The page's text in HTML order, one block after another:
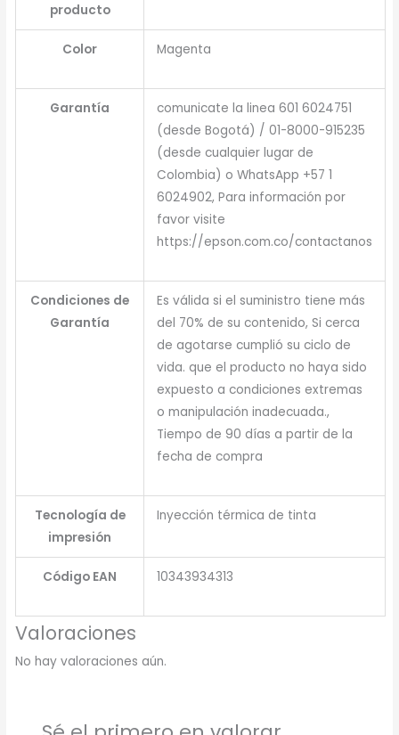
producto
Color Magenta
Garantía
comunicate la linea 601 6024751
(desde Bogotá) / 01-8000-915235
(desde cualquier lugar de
Colombia) o WhatsApp +57 1
6024902, Para información por
favor visite
https://epson.com.co/contactanos
Condiciones de
Garantía
Es válida si el suministro tiene más
del 70% de su contenido, Si cerca
de agotarse cumplió su ciclo de
vida. que el producto no haya sido
expuesto a condiciones extremas
o manipulación inadecuada.,
Tiempo de 90 días a partir de la
fecha de compra
Tecnología de
impresión
Inyección térmica de tinta
Código EAN 10343934313
Valoraciones
No hay valoraciones aún.